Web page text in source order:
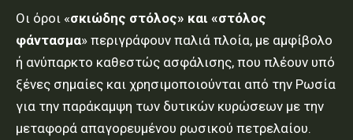
Οι όροι «σκιώδης στόλος» και «στόλος
φάντασμα» περιγράφουν παλιά πλοία, με αμφίβολο
ή ανύπαρκτο καθεστώς ασφάλισης, που πλέουν υπό
ξένες σημαίες και χρησιμοποιούνται από την Ρωσία
για την παράκαμψη των δυτικών κυρώσεων με την
μεταφορά απαγορευμένου ρωσικού πετρελαίου.